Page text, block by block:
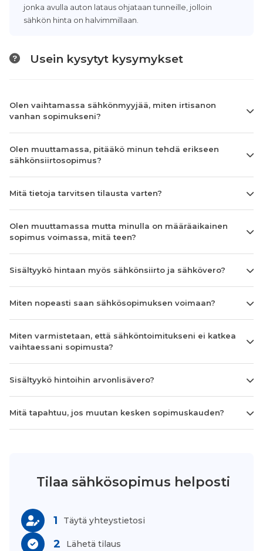
jonka avulla auton lataus ohjataan tunneille, jolloin
sähkön hinta on halvimmillaan.
Usein kysytyt kysymykset
Olen vaihtamassa sähkönmyyjää, miten irtisanon
vanhan sopimukseni?
Olen muuttamassa, pitääkö minun tehdä erikseen
sähkönsiirtosopimus?
Mitä tietoja tarvitsen tilausta varten?
Olen muuttamassa mutta minulla on määräaikainen
sopimus voimassa, mitä teen?
Sisältyykö hintaan myös sähkönsiirto ja sähkövero?
Miten nopeasti saan sähkösopimuksen voimaan?
Miten varmistetaan, että sähköntoimitukseni ei katkea
vaihtaessani sopimusta?
Sisältyykö hintoihin arvonlisävero?
Mitä tapahtuu, jos muutan kesken sopimuskauden?
Tilaa sähkösopimus helposti
1 Täytä yhteystietosi
2 Lähetä tilaus